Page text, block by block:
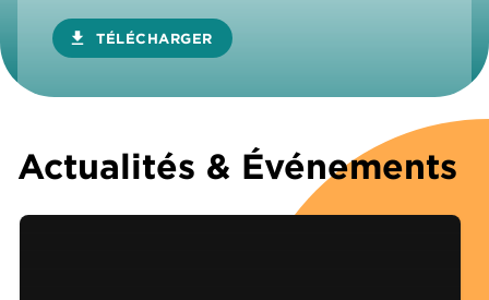
download TÉLÉCHARGER
Actualités & Événements